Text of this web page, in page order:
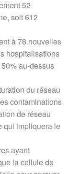
52
soit 612
à 78 nouvelles
hospitalisations
au-dessus
du réseau
contaminations
de réseau
qui impliquera le
ayant
la cellule de